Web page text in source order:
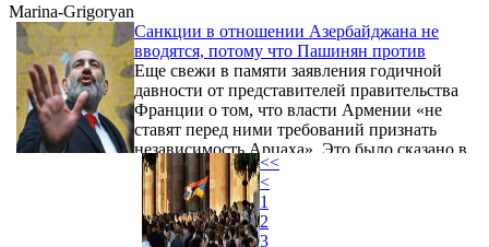
Marina-Grigoryan
Санкции в отношении Азербайджана не
вводятся, потому что Пашинян против
Еще свежи в памяти заявления годичной
давности от представителей правительства
Франции о том, что власти Армении «не
ставят перед ними требований признать
независимость Арцаха». Это было сказано в
связи с принятием обеими палатами
парламента страны, причем дважды,
резолюций о признании независимости
второй армянской республики. Именно
<<
<
1
2
3